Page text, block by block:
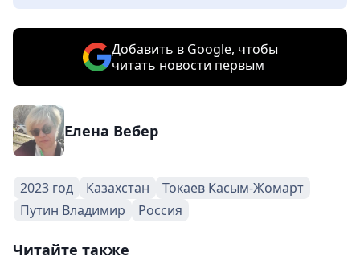
Добавить в Google, чтобы
читать новости первым
Елена Вебер
2023 год Казахстан
Токаев Касым-Жомарт
Путин Владимир
Россия
Читайте также